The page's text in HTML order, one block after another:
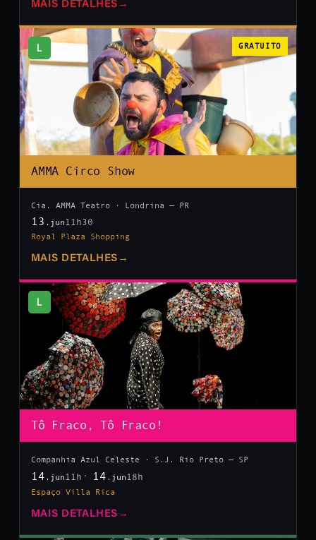
MAIS DETALHES →
L GRATUITO
AMMA Circo Show
Cia. AMMA Teatro · Londrina — PR
13 .jun 11h30
Royal Plaza Shopping
MAIS DETALHES →
L
Tô Fraco, Tô Fraco!
Companhia Azul Celeste · S.J. Rio Preto — SP
14 .jun 11h 14 .jun 18h
Espaço Villa Rica
MAIS DETALHES →